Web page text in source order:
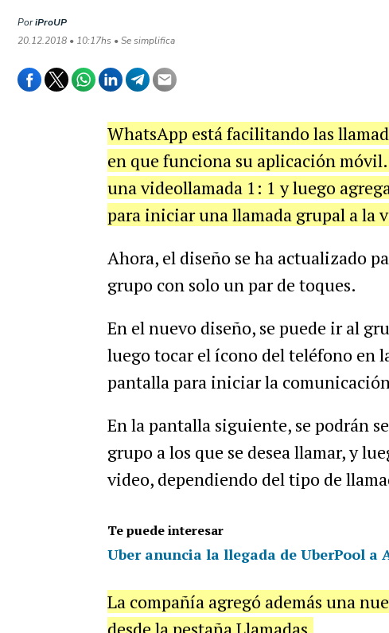
PoriProUP
20.12.2018 • 10:17hs • Se simplifica
WhatsApp está facilitando las
en que funciona su aplicación
una videollamada 1: 1 y luego
para iniciar una llamada grupal a la
Ahora, el diseño se ha actualizado
grupo con solo un par de toques.
En el nuevo diseño, se puede ir al
luego tocar el ícono del teléfono en
pantalla para iniciar la
En la pantalla siguiente, se podrán
grupo a los que se desea llamar, y
video, dependiendo del tipo de
Te puede interesar
Uber anuncia la llegada de UberPool a
La compañía agregó además una